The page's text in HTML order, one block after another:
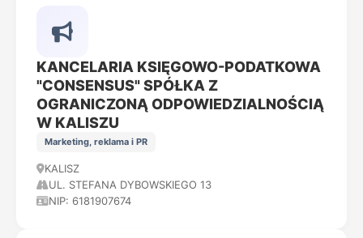
KANCELARIA KSIĘGOWO-PODATKOWA
"CONSENSUS" SPÓŁKA Z
OGRANICZONĄ ODPOWIEDZIALNOŚCIĄ
W KALISZU
Marketing, reklama i PR
KALISZ
UL. STEFANA DYBOWSKIEGO 13
NIP: 6181907674